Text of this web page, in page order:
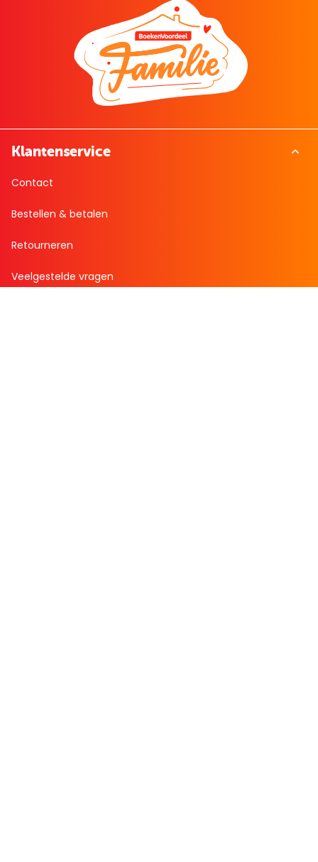
Klantenservice
Contact
Bestellen & betalen
Retourneren
Veelgestelde vragen